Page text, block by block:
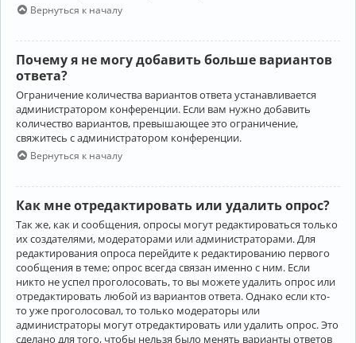
Вернуться к началу
Почему я не могу добавить больше вариантов
ответа?
Ограничение количества вариантов ответа устанавливается
администратором конференции. Если вам нужно добавить
количество вариантов, превышающее это ограничение,
свяжитесь с администратором конференции.
Вернуться к началу
Как мне отредактировать или удалить опрос?
Так же, как и сообщения, опросы могут редактироваться только
их создателями, модераторами или администраторами. Для
редактирования опроса перейдите к редактированию первого
сообщения в теме; опрос всегда связан именно с ним. Если
никто не успел проголосовать, то вы можете удалить опрос или
отредактировать любой из вариантов ответа. Однако если кто-
то уже проголосовал, то только модераторы или
администраторы могут отредактировать или удалить опрос. Это
сделано для того, чтобы нельзя было менять варианты ответов